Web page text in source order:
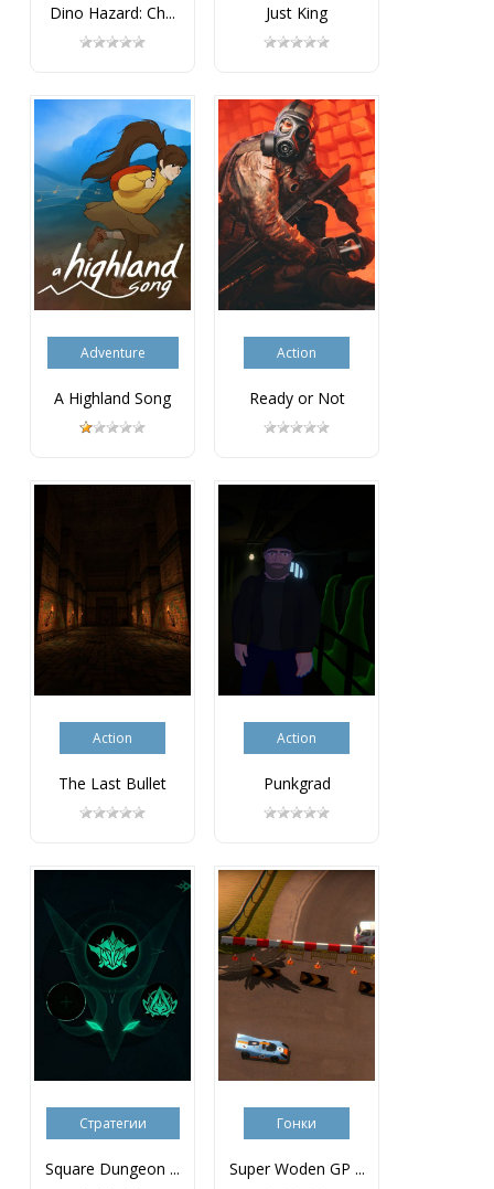
Dino Hazard: Ch... Just King
Adventure
A Highland Song
Action
Ready or Not
Action
The Last Bullet
Action
Punkgrad
Стратегии
Square Dungeon ...
Гонки
Super Woden GP ...